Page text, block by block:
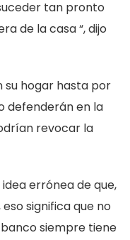
tan pronto
de la casa “, dijo
su hogar hasta por
defenderán en la
revocar la
errónea de que,
significa que no
siempre tiene